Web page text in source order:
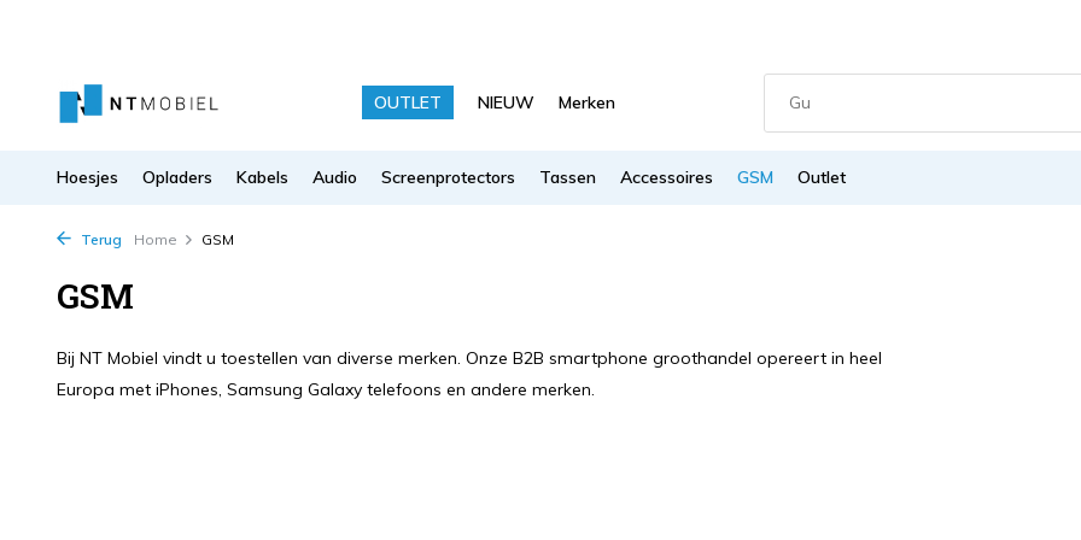
OUTLET NIEUW Merken
Hoesjes Opladers Kabels Audio Screenprotectors Tassen Accessoires GSM Outlet
Terug Home GSM
GSM
Bij NT Mobiel vindt u toestellen van diverse merken. Onze B2B smartphone groothandel opereert in heel
Europa met iPhones, Samsung Galaxy telefoons en andere merken.